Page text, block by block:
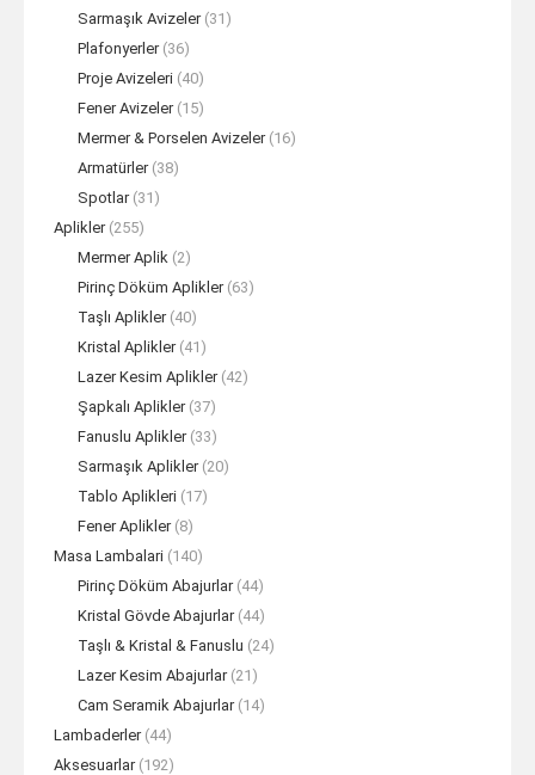
Sarmaşık Avizeler (31)
Plafonyerler (36)
Proje Avizeleri (40)
Fener Avizeler (15)
Mermer & Porselen Avizeler (16)
Armatürler (38)
Spotlar (31)
Aplikler (255)
Mermer Aplik (2)
Pirinç Döküm Aplikler (63)
Taşlı Aplikler (40)
Kristal Aplikler (41)
Lazer Kesim Aplikler (42)
Şapkalı Aplikler (37)
Fanuslu Aplikler (33)
Sarmaşık Aplikler (20)
Tablo Aplikleri (17)
Fener Aplikler (8)
Masa Lambalari (140)
Pirinç Döküm Abajurlar (44)
Kristal Gövde Abajurlar (44)
Taşlı & Kristal & Fanuslu (24)
Lazer Kesim Abajurlar (21)
Cam Seramik Abajurlar (14)
Lambaderler (44)
Aksesuarlar (192)